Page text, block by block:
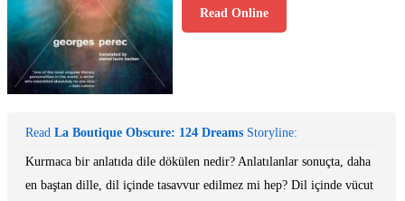
Read Online
Read La Boutique Obscure: 124 Dreams Storyline:
Kurmaca bir anlatıda dile dökülen nedir? Anlatılanlar sonuçta, daha
en baştan dille, dil içinde tasavvur edilmez mi hep? Dil içinde vücut